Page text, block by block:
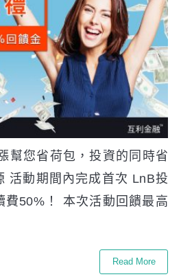
幫您省荷包，投資的同時省
活動期間內完成首次 LnB投
費50%！ 本次活動回饋最高
Read More